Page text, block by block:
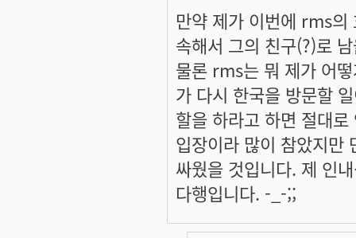
만약 제가 이번에 rms의
속해서 그의 친구(?)로
물론 rms는 뭐 제가 어
가 다시 한국을 방문할
할을 하라고 하면 절대
입장이라 많이 참았지만
싸웠을 것입니다. 제 인
다행입니다. -_-;;